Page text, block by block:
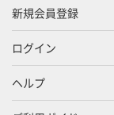
新規会員登録
ログイン
ヘルプ